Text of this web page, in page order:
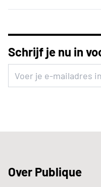
Schrijf je nu in
Over Publique